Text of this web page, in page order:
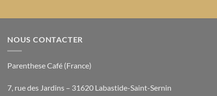
NOUS CONTACTER
Parenthese Café (France)
7, rue des Jardins – 31620 Labastide-Saint-Sernin